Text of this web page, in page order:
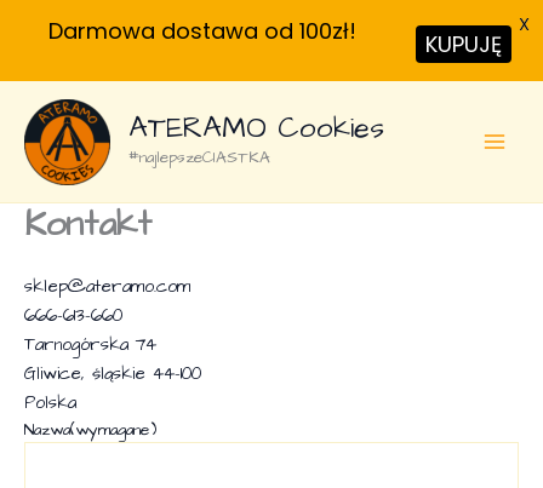
Przejdź
treści
ATERAMO Cookies
#najlepszeCIASTKA
Kontakt
sklep@ateramo.com
666-613-660
Tarnogórska 74
Gliwice, śląskie 44-100
Polska
Nazwa(wymagane)
Darmowa dostawa od 100zł! KUPUJĘ
X